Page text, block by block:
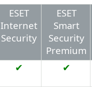
ESET
Internet
Security
ESET
Smart
Security
Premium
✔ ✔